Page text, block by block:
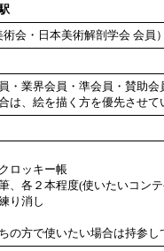
術会・日本美術解剖学会 会
・業界会員・準会員・賛助会
は、絵を描く方を優先させ
ロッキー帳
、各２本程度(使いたいコン
り消し
の方で使いたい場合は持参し